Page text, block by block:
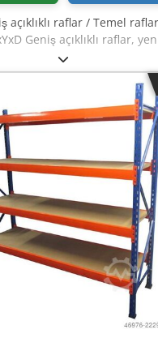
açıklıklı raflar / Temel
Geniş açıklıklı raflar,
600 mm 4 raf dahil Raf yükü:
250 kg #-#-#-#-#-#-#-#-#-
oluşur: 2x raf
çapraz ve diyagonal
plakalari Dcedpfocfbzcjx
kilitleme pimleri dahil
22 mm